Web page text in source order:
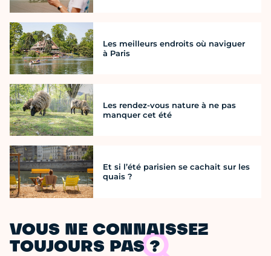
Les meilleurs endroits où naviguer
à Paris
Les rendez-vous nature à ne pas
manquer cet été
Et si l’été parisien se cachait sur les
quais ?
VOUS NE CONNAISSEZ
TOUJOURS PAS ?